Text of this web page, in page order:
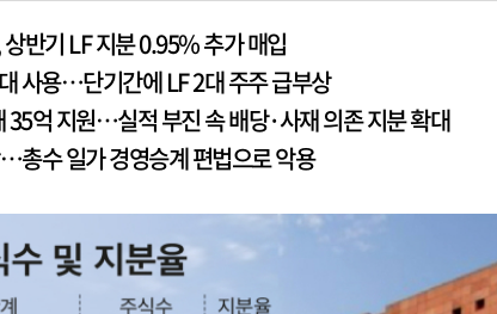
반기 LF 지분 0.95% 추가 매입
사용…단기간에 LF 2대 주주 급부상
35억 지원…실적 부진 속 배당·사재 의존 지분 확대
총수 일가 경영승계 편법으로 악용